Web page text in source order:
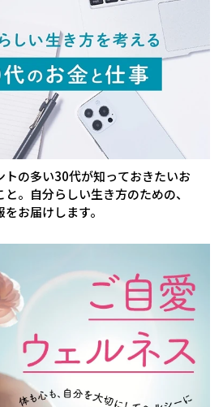
トの多い30代が知っておきたいお
。自分らしい生き方のための、
お届けします。